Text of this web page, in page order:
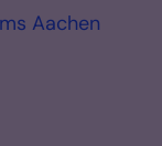
Aachen